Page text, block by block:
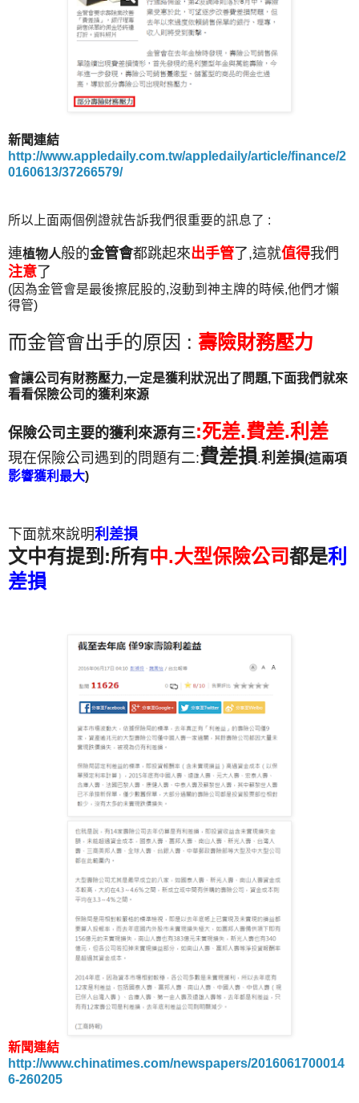
新聞連結
http://www.appledaily.com.tw/appledaily/article/finance/2
0160613/37266579/
所以上面兩個例證就告訴我們很重要的訊息了 :
連植物人般的金管會都跳起來出手管了,這就值得我們
注意了
(因為金管會是最後擦屁股的,沒動到神主牌的時候,他們才懶
得管)
而金管會出手的原因 : 壽險財務壓力
會讓公司有財務壓力,一定是獲利狀況出了問題,下面我們就來
看看保險公司的獲利來源
保險公司主要的獲利來源有三:死差.費差.利差
現在保險公司遇到的問題有二:費差損.利差損(這兩項
影響獲利最大)
下面就來說明利差損
文中有提到:所有中.大型保險公司都是利
差損
新聞連結
http://www.chinatimes.com/newspapers/2016061700014
6-260205